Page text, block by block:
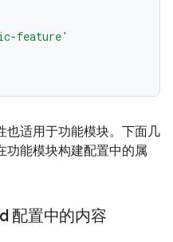
feature'
也适用于功能模块。下面几
功能模块构建配置中的属
配置中的内容